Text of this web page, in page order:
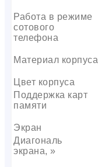
Работа в режиме
сотового
телефона
Материал корпуса
Цвет корпуса
Поддержка карт
памяти
Экран
Диагональ
экрана, »